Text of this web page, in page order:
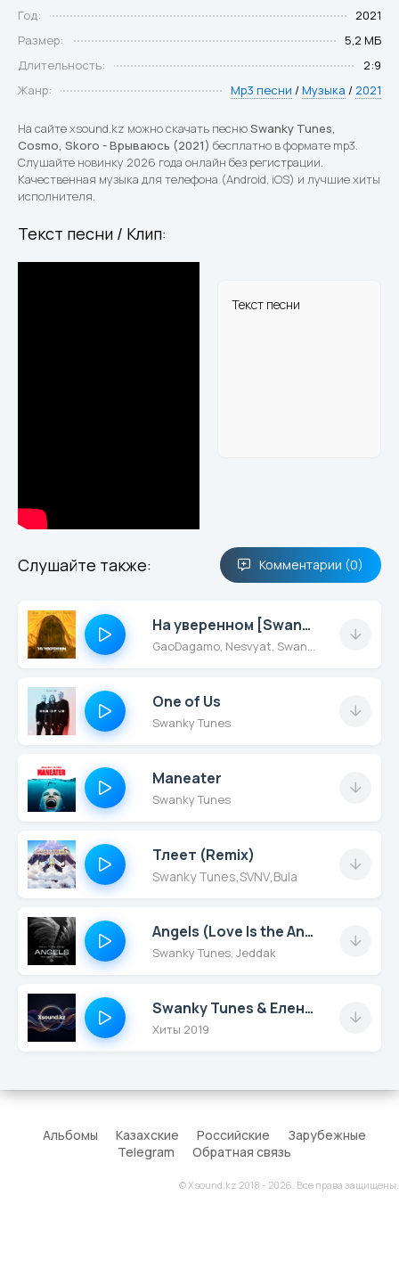
Год:
2021
Размер:
5,2 МБ
Длительность:
2:9
Жанр:
Mp3 песни / Музыка / 2021
На сайте xsound.kz можно скачать песнюSwanky Tunes,
Cosmo, Skoro - Врываюсь (2021) бесплатно в формате mp3.
Слушайте новинку 2026 года онлайн без регистрации.
Качественная музыка для телефона (Android, iOS) и лучшие хиты
исполнителя.
Текст песни / Клип:
Текст песни
Слушайте также: Комментарии (0)
На уверенном [Swanky Tunes Remix]
GaoDagamo, Nesvyat, Swanky Tunes
One of Us
Swanky Tunes
Maneater
Swanky Tunes
Тлеет (Remix)
Swanky Tunes SVNV Bula
Angels (Love Is the Answer)
Swanky Tunes, Jeddak
Swanky Tunes & Елена Темникова - Диджей
Хиты 2019
Альбомы Казахские Российские
Зарубежные
Telegram
Обратная связь
© Xsound.kz 2018 - 2026. Все права защищены.